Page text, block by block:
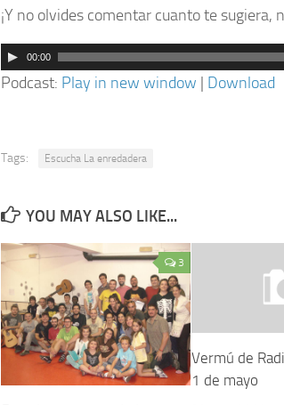
¡Y no olvides comentar cuanto te
Reproductor
de
00:00
Podcast: Play in new window | Download
Tags: Escucha La enredadera
YOU MAY ALSO LIKE...
3
Vermú de
1 de mayo